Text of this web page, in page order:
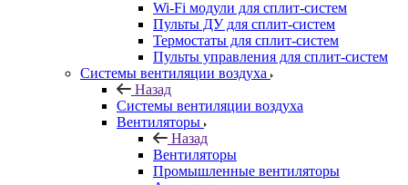
Wi-Fi модули для сплит-систем
Пульты ДУ для сплит-систем
Термостаты для сплит-систем
Пульты управления для сплит-систем
Системы вентиляции воздуха
Назад
Системы вентиляции воздуха
Вентиляторы
Назад
Вентиляторы
Промышленные вентиляторы